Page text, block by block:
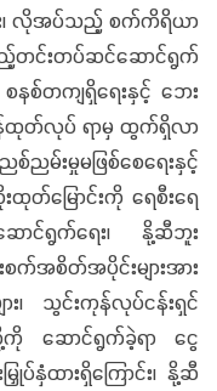
း၊ လိုအပ်သည့် စက်ကိရိယာ
ြည့်တင်းတပ်ဆင်ဆောင်ရွက်
စနစ်တကျရှိရေးနှင့် ဘေး
န်ထုတ်လုပ် ရာမှ ထွက်ရှိလာ
မ်းမှုမဖြစ်စေရေးနှင့်
တ်မြောင်းကို ရေစီးရေ
ာင်ရွက်ရေး၊ နို့ဆီဘူး
စိတ်အပိုင်းများအား
း၊ သွင်းကုန်လုပ်ငန်းရှင်
ကို ဆောင်ရွက်ခဲ့ရာ ငွေ
ပ်နှံထားရှိကြောင်း၊ နို့ဆီ